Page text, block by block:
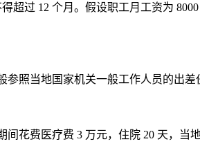
超过 12 个月。假设职工月工资为
照当地国家机关一般工作人员的出差
花费医疗费 3 万元，住院 20 天，当